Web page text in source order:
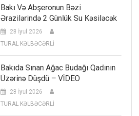
Bakı Və Abşeronun Bəzi
Ərazilərində 2 Günlük Su Kəsiləcək
28 İyul 2026
TURAL KƏLBƏCƏRLİ
Bakıda Sınan Ağac Budağı Qadının
Üzərinə Düşdü – VİDEO
28 İyul 2026
TURAL KƏLBƏCƏRLİ